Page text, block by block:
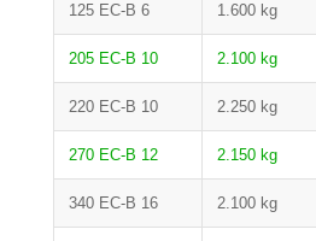
125 EC-B 6 1.600 kg
205 EC-B 10 2.100 kg
220 EC-B 10 2.250 kg
270 EC-B 12 2.150 kg
340 EC-B 16 2.100 kg